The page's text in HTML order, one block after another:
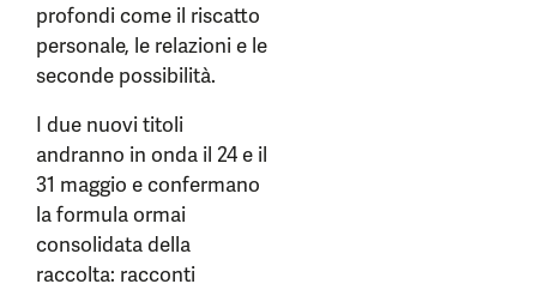
profondi come il riscatto
personale, le relazioni e le
seconde possibilità.
I due nuovi titoli
andranno in onda il 24 e il
31 maggio e confermano
la formula ormai
consolidata della
raccolta: racconti